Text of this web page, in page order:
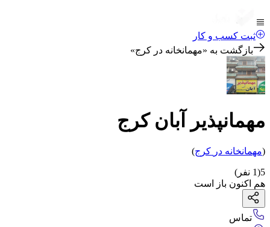
ثبت کسب و کار
بازگشت به «مهمانخانه در کرج»
مهمانپذیر آبان کرج
(مهمانخانه در کرج)
5
(
1 نفر)
هم اکنون باز است
تماس